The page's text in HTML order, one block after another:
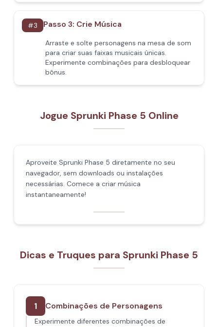
#3 Passo 3: Crie Música
Arraste e solte personagens na mesa de som
para criar suas faixas musicais únicas.
Experimente combinações para desbloquear
bônus.
Jogue Sprunki Phase 5 Online
Aproveite Sprunki Phase 5 diretamente no seu
navegador, sem downloads ou instalações
necessárias. Comece a criar música
instantaneamente!
Dicas e Truques para Sprunki Phase 5
1 Combinações de Personagens
Experimente diferentes combinações de